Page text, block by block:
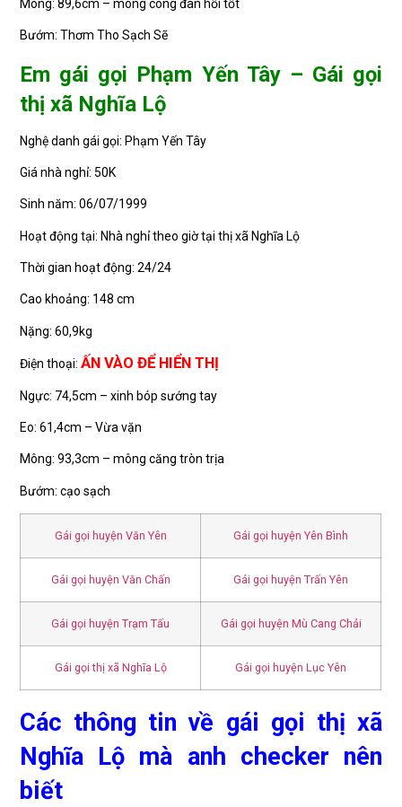
Mông: 89,6cm – mông cong đàn hồi tốt
Bướm: Thơm Tho Sạch Sẽ
Em gái gọi Phạm Yến Tây – Gái gọi
thị xã Nghĩa Lộ
Nghệ danh gái gọi: Phạm Yến Tây
Giá nhà nghỉ: 50K
Sinh năm: 06/07/1999
Hoạt động tại: Nhà nghỉ theo giờ tại thị xã Nghĩa Lộ
Thời gian hoạt động: 24/24
Cao khoảng: 148 cm
Nặng: 60,9kg
Điện thoại:ẤN VÀO ĐỂ HIỂN THỊ
Ngực: 74,5cm – xinh bóp sướng tay
Eo: 61,4cm – Vừa vặn
Mông: 93,3cm – mông căng tròn trịa
Bướm: cạo sạch
Gái gọi huyện Văn Yên Gái gọi huyện Yên Bình
Gái gọi huyện Văn Chấn Gái gọi huyện Trấn Yên
Gái gọi huyện Trạm Tấu Gái gọi huyện Mù Cang Chải
Gái gọi thị xã Nghĩa Lộ Gái gọi huyện Lục Yên
Các thông tin về gái gọi thị xã
Nghĩa Lộ mà anh checker nên
biết